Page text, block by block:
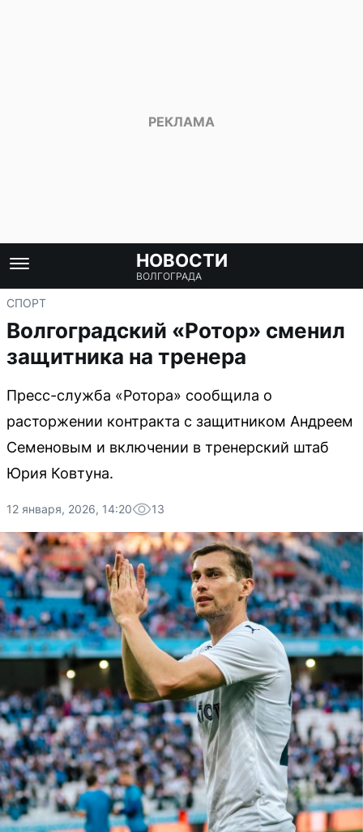
НОВОСТИ
ВОЛГОГРАДА
СПОРТ
Волгоградский «Ротор» сменил
защитника на тренера
Пресс-служба «Ротора» сообщила о
расторжении контракта с защитником Андреем
Семеновым и включении в тренерский штаб
Юрия Ковтуна.
12 января, 2026, 14:20 13